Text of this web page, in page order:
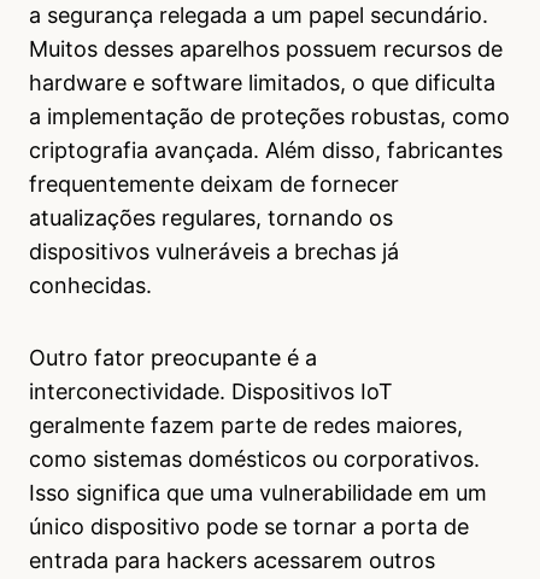
a segurança relegada a um papel secundário.
Muitos desses aparelhos possuem recursos de
hardware e software limitados, o que dificulta
a implementação de proteções robustas, como
criptografia avançada. Além disso, fabricantes
frequentemente deixam de fornecer
atualizações regulares, tornando os
dispositivos vulneráveis a brechas já
conhecidas.
Outro fator preocupante é a
interconectividade. Dispositivos IoT
geralmente fazem parte de redes maiores,
como sistemas domésticos ou corporativos.
Isso significa que uma vulnerabilidade em um
único dispositivo pode se tornar a porta de
entrada para hackers acessarem outros